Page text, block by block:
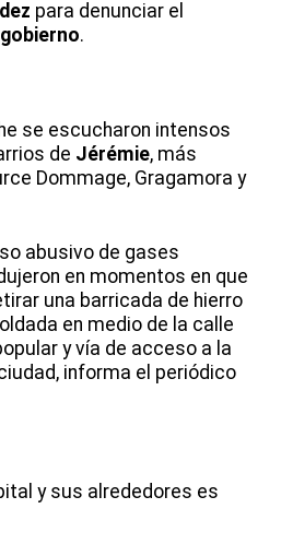
para denunciar el
gobierno.
se escucharon intensos
de Jérémie, más
Dommage, Gragamora y
abusivo de gases
en momentos en que
una barricada de hierro
en medio de la calle
y vía de acceso a la
informa el periódico
y sus alrededores es